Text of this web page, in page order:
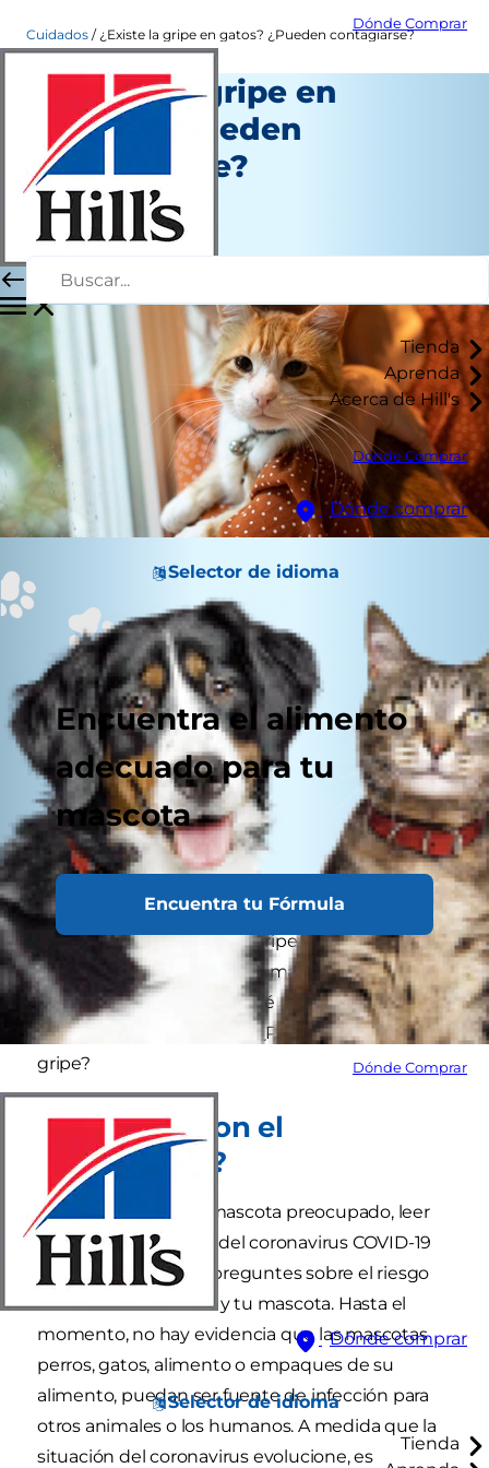
Dónde Comprar
Tienda
Aprenda
Acerca de Hill's
Dónde Comprar
Dónde comprar
Selector de idioma
Encuentra el alimento
adecuado para tu
mascota
Encuentra tu Fórmula
Dónde Comprar
Dónde comprar
Selector de idioma
Tienda
Cuidados ¿Existe la gripe en gatos? ¿Pueden contagiarse?
¿Existe la gripe en
gatos? ¿Pueden
contagiarse?
Salud
Autor del personal
|
Marzo 16, 2020
Cuando la temporada de gripe y resfriado está
en apogeo, te esfuerzas en mantenerte libre de
esta enfermedad pero ¿qué pasa con tu amigo
felino? ¿Puede resfriarse? ¿Puede contraer la
gripe?
¿Qué pasa con el
coronavirus?
Como un dueño de mascota preocupado, leer
sobre la enfermedad del coronavirus COVID-19
puede hacer que te preguntes sobre el riesgo
de infección entre tú y tu mascota. Hasta el
momento, no hay evidencia que las mascotas
perros, gatos, alimento o empaques de su
alimento, puedan ser fuente de infección para
otros animales o los humanos. A medida que la
situación del coronavirus evolucione, es